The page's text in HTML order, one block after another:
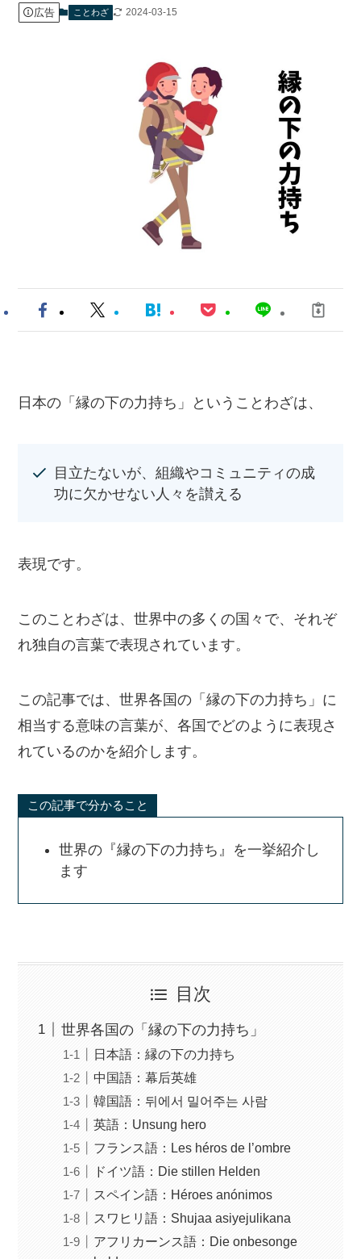
広告 ことわざ 2024-03-15
日本の「縁の下の力持ち」ということわざは、
目立たないが、組織やコミュニティの成
功に欠かせない人々を讃える
表現です。
このことわざは、世界中の多くの国々で、それぞ
れ独自の言葉で表現されています。
この記事では、世界各国の「縁の下の力持ち」に
相当する意味の言葉が、各国でどのように表現さ
れているのかを紹介します。
この記事で分かること
世界の『縁の下の力持ち』を一挙紹介し
ます
目次
世界各国の「縁の下の力持ち」
日本語：縁の下の力持ち
中国語：幕后英雄
韓国語：뒤에서 밀어주는 사람
英語：Unsung hero
フランス語：Les héros de l’ombre
ドイツ語：Die stillen Helden
スペイン語：Héroes anónimos
スワヒリ語：Shujaa asiyejulikana
アフリカーンス語：Die onbesonge